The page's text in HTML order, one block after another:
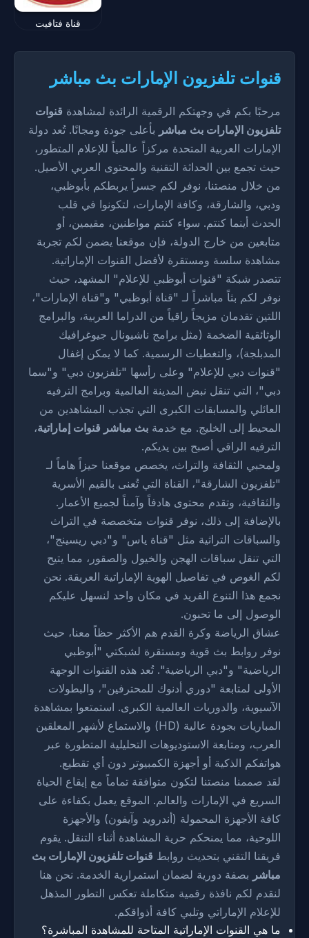
قناة فتافيت
قنوات تلفزيون الإمارات بث مباشر
مرحبًا بكم في وجهتكم الرقمية الرائدة لمشاهدة قنوات
تلفزيون الإمارات بث مباشر بأعلى جودة ومجانًا. تُعد دولة
الإمارات العربية المتحدة مركزاً عالمياً للإعلام المتطور،
حيث تجمع بين الحداثة التقنية والمحتوى العربي الأصيل.
من خلال منصتنا، نوفر لكم جسراً يربطكم بأبوظبي،
ودبي، والشارقة، وكافة الإمارات، لتكونوا في قلب
الحدث أينما كنتم. سواء كنتم مواطنين، مقيمين، أو
متابعين من خارج الدولة، فإن موقعنا يضمن لكم تجربة
مشاهدة سلسة ومستقرة لأفضل القنوات الإماراتية.
تتصدر شبكة "قنوات أبوظبي للإعلام" المشهد، حيث
نوفر لكم بثاً مباشراً لـ "قناة أبوظبي" و"قناة الإمارات"،
اللتين تقدمان مزيجاً راقياً من الدراما العربية، والبرامج
الوثائقية الضخمة (مثل برامج ناشيونال جيوغرافيك
المدبلجة)، والتغطيات الرسمية. كما لا يمكن إغفال
"قنوات دبي للإعلام" وعلى رأسها "تلفزيون دبي" و"سما
دبي"، التي تنقل نبض المدينة العالمية وبرامج الترفيه
العائلي والمسابقات الكبرى التي تجذب المشاهدين من
المحيط إلى الخليج. مع خدمة بث مباشر قنوات إماراتية،
الترفيه الراقي أصبح بين يديكم.
ولمحبي الثقافة والتراث، يخصص موقعنا حيزاً هاماً لـ
"تلفزيون الشارقة"، القناة التي تُعنى بالقيم الأسرية
والثقافية، وتقدم محتوى هادفاً وآمناً لجميع الأعمار.
بالإضافة إلى ذلك، نوفر قنوات متخصصة في التراث
والسباقات التراثية مثل "قناة ياس" و"دبي ريسينج"،
التي تنقل سباقات الهجن والخيول والصقور، مما يتيح
لكم الغوص في تفاصيل الهوية الإماراتية العريقة. نحن
نجمع هذا التنوع الفريد في مكان واحد لنسهل عليكم
الوصول إلى ما تحبون.
عشاق الرياضة وكرة القدم هم الأكثر حظاً معنا، حيث
نوفر روابط بث قوية ومستقرة لشبكتي "أبوظبي
الرياضية" و"دبي الرياضية". تُعد هذه القنوات الوجهة
الأولى لمتابعة "دوري أدنوك للمحترفين"، والبطولات
الآسيوية، والدوريات العالمية الكبرى. استمتعوا بمشاهدة
المباريات بجودة عالية (HD) والاستماع لأشهر المعلقين
العرب، ومتابعة الاستوديوهات التحليلية المتطورة عبر
هواتفكم الذكية أو أجهزة الكمبيوتر دون أي تقطيع.
لقد صممنا منصتنا لتكون متوافقة تماماً مع إيقاع الحياة
السريع في الإمارات والعالم. الموقع يعمل بكفاءة على
كافة الأجهزة المحمولة (أندرويد وآيفون) والأجهزة
اللوحية، مما يمنحكم حرية المشاهدة أثناء التنقل. يقوم
فريقنا التقني بتحديث روابط قنوات تلفزيون الإمارات بث
مباشر بصفة دورية لضمان استمرارية الخدمة. نحن هنا
لنقدم لكم نافذة رقمية متكاملة تعكس التطور المذهل
للإعلام الإماراتي وتلبي كافة أذواقكم.
ما هي القنوات الإماراتية المتاحة للمشاهدة المباشرة؟